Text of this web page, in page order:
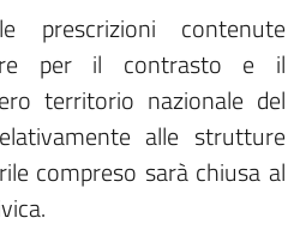
prescrizioni contenute
per il contrasto e il
territorio nazionale del
alle strutture
compreso sarà chiusa al